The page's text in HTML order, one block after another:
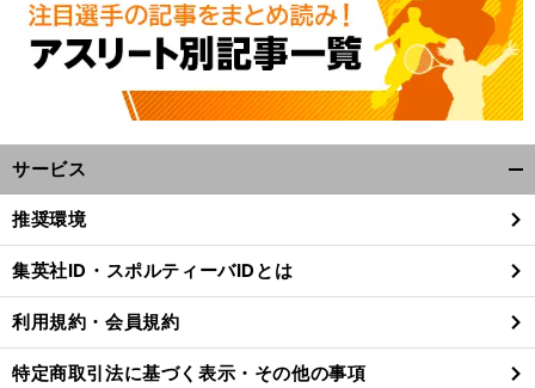
サービス
閉
る
推奨環境
集英社ID・スポルティーバIDとは
利用規約・会員規約
特定商取引法に基づく表示・その他の事項